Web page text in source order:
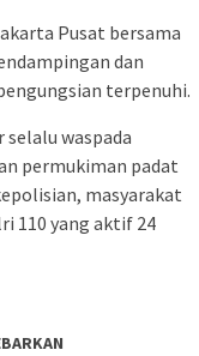
Pusat bersama
dan
terpenuhi.
waspada
permukiman padat
masyarakat
110 yang aktif 24